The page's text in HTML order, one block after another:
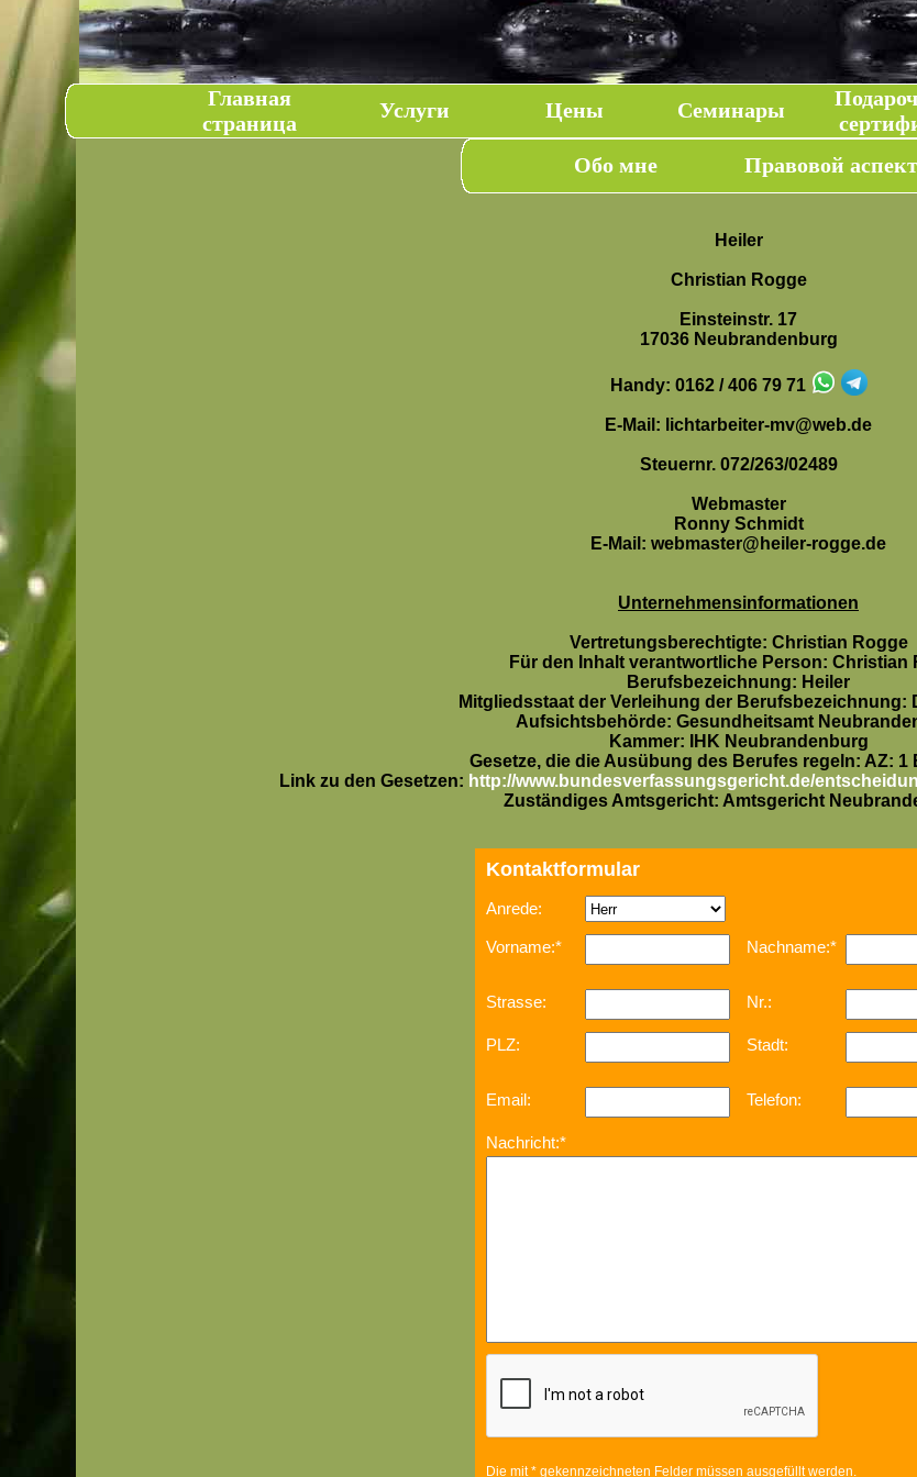
Главная
страница
Услуги Цены Семинары
Обо мне Правовой аспект
Heiler
Christian Rogge
Einsteinstr. 17
17036 Neubrandenburg
Handy: 0162 / 406 79 71
E-Mail: lichtarbeiter-mv@web.de
Steuernr. 072/263/02489
Webmaster
Ronny Schmidt
E-Mail: webmaster@heiler-rogge.de
Unternehmensinformationen
Vertretungsberechtigte: Christian Rogge
Für den Inhalt verantwortliche Person: Christian
Berufsbezeichnung: Heiler
Mitgliedsstaat der Verleihung der Berufsbezeichnung:
Aufsichtsbehörde: Gesundheitsamt
Kammer: IHK Neubrandenburg
Gesetze, die die Ausübung des Berufes regeln: AZ: 1
Link zu den Gesetzen: http://www.bundesverfassungsgericht.de/
Zuständiges Amtsgericht: Amtsgericht